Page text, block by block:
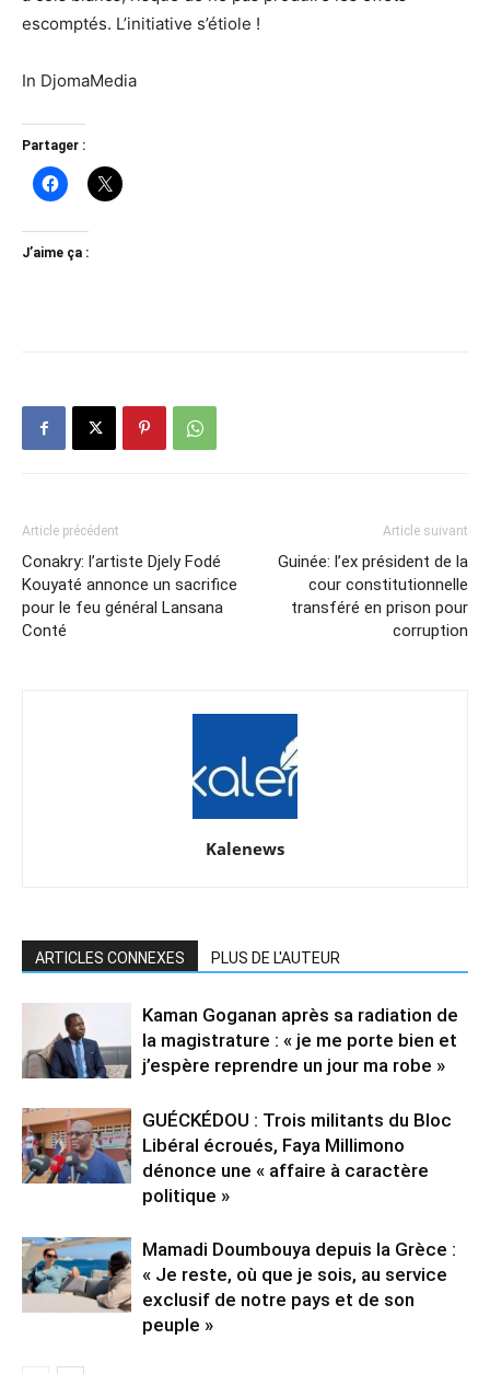
escomptés. L’initiative s’étiole !
In DjomaMedia
Partager :
J’aime ça :
Article précédent
Conakry: l’artiste Djely Fodé
Kouyaté annonce un sacrifice
pour le feu général Lansana
Conté
Article suivant
Guinée: l’ex président de la
cour constitutionnelle
transféré en prison pour
corruption
Kalenews
ARTICLES CONNEXES PLUS DE L'AUTEUR
Kaman Goganan après sa radiation de
la magistrature : « je me porte bien et
j’espère reprendre un jour ma robe »
GUÉCKÉDOU : Trois militants du Bloc
Libéral écroués, Faya Millimono
dénonce une « affaire à caractère
politique »
Mamadi Doumbouya depuis la Grèce :
« Je reste, où que je sois, au service
exclusif de notre pays et de son
peuple »